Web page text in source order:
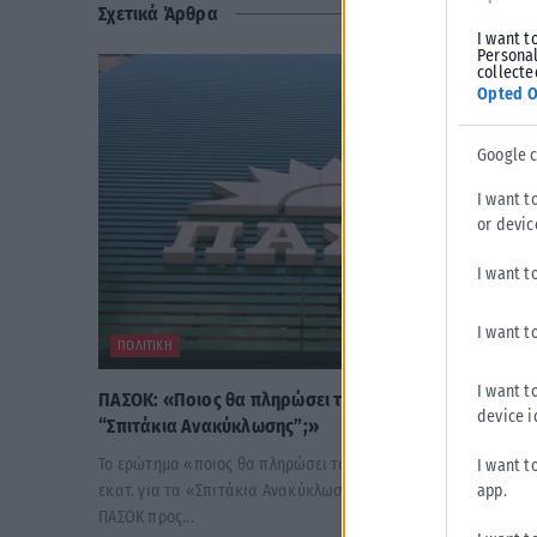
I want
Opted
Google
I want
or
I want
I want
I want
device
I want
app.
Σχετικά Άρθρα
ΠΟΛΙΤΙΚΉ
ΠΑΣΟΚ: «Ποιος θα πληρώσει τα 40 εκατ. ευρώ για τα
“Σπιτάκια Ανακύκλωσης”;»
Το ερώτημα «ποιος θα πληρώσει τον λογαριασμό» των 40
εκατ. για τα «Σπιτάκια Ανακύκλωσης» απευθύνει εκ νέου το
ΠΑΣΟΚ προς...